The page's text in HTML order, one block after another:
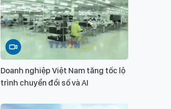
Doanh nghiệp Việt Nam tăng tốc lộ
trình chuyển đổi số và AI